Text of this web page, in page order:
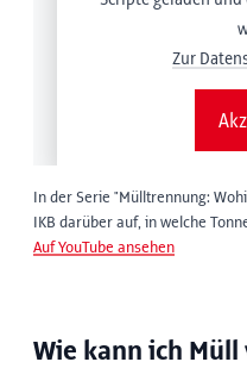
Zur
In der Serie "Mülltrennung:
IKB darüber auf, in welche
Auf YouTube ansehen
Wie kann ich